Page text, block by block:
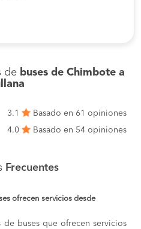
de buses de Chimbote a
3.1
Basado en 61 opiniones
4.0 Basado en 54 opiniones
Frecuentes
ofrecen servicios desde
de buses que ofrecen servicios